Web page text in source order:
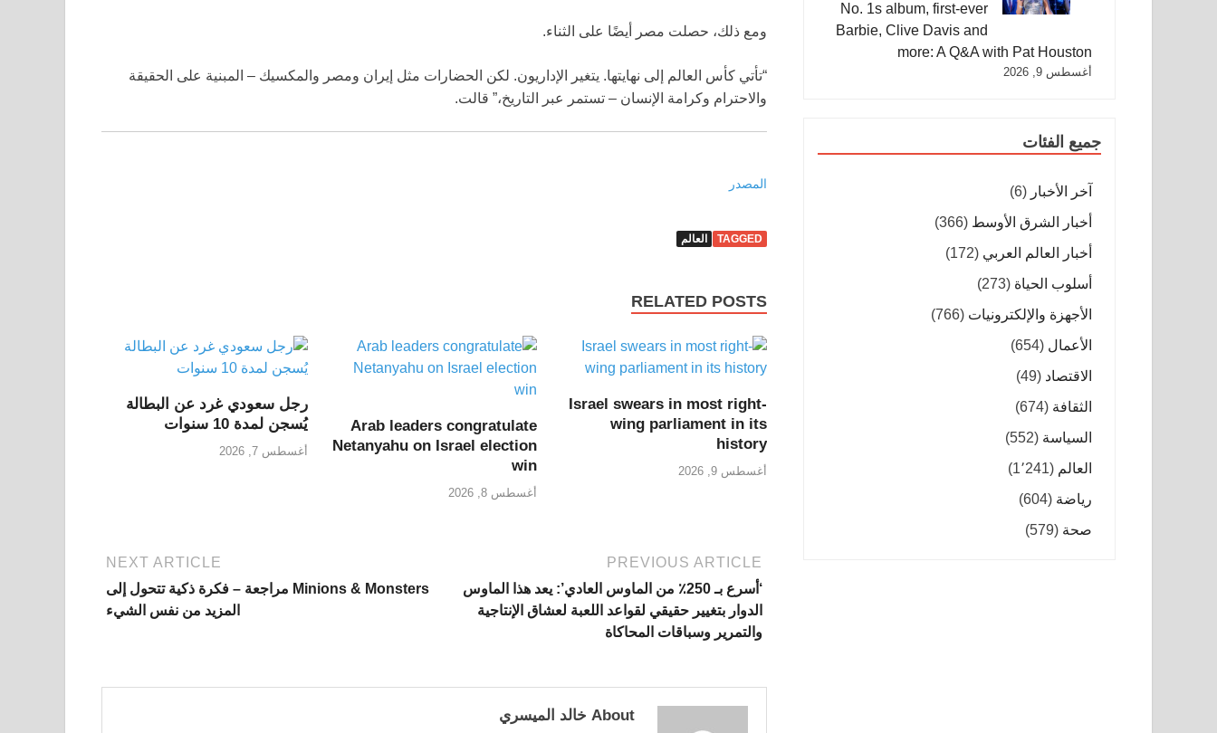
ومع ذلك، حصلت مصر أيضًا على الثناء.
“تأتي كأس العالم إلى نهايتها. يتغير الإداريون. لكن الحضارات مثل إيران ومصر والمكسيك – المبنية على الحقيقة
والاحترام وكرامة الإنسان – تستمر عبر التاريخ،” قالت.
المصدر
TAGGED العالم
RELATED POSTS
Israel swears in most right-
wing parliament in its
history
أغسطس 9, 2026
Arab leaders congratulate
Netanyahu on Israel election
win
أغسطس 8, 2026
رجل سعودي غرد عن البطالة
يُسجن لمدة 10 سنوات
أغسطس 7, 2026
PREVIOUS ARTICLE
‘أسرع بـ 250٪ من الماوس العادي’: يعد هذا الماوس
الدوار بتغيير حقيقي لقواعد اللعبة لعشاق الإنتاجية
والتمرير وسباقات المحاكاة
NEXT ARTICLE
Minions & Monsters مراجعة – فكرة ذكية تتحول إلى
المزيد من نفس الشيء
About خالد الميسري
No. 1s album, first-ever
Barbie, Clive Davis and
more: A Q&A with Pat Houston
أغسطس 9, 2026
جميع الفئات
آخر الأخبار (6)
أخبار الشرق الأوسط (366)
أخبار العالم العربي (172)
أسلوب الحياة (273)
الأجهزة والإلكترونيات (766)
الأعمال (654)
الاقتصاد (49)
الثقافة (674)
السياسة (552)
العالم (1٬241)
رياضة (604)
صحة (579)